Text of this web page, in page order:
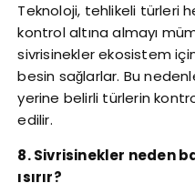
Teknoloji, tehlikeli türleri
kontrol altına almayı
sivrisinekler ekosistem
besin sağlarlar. Bu
yerine belirli türlerin
edilir.
8. Sivrisinekler neden
ısırır?